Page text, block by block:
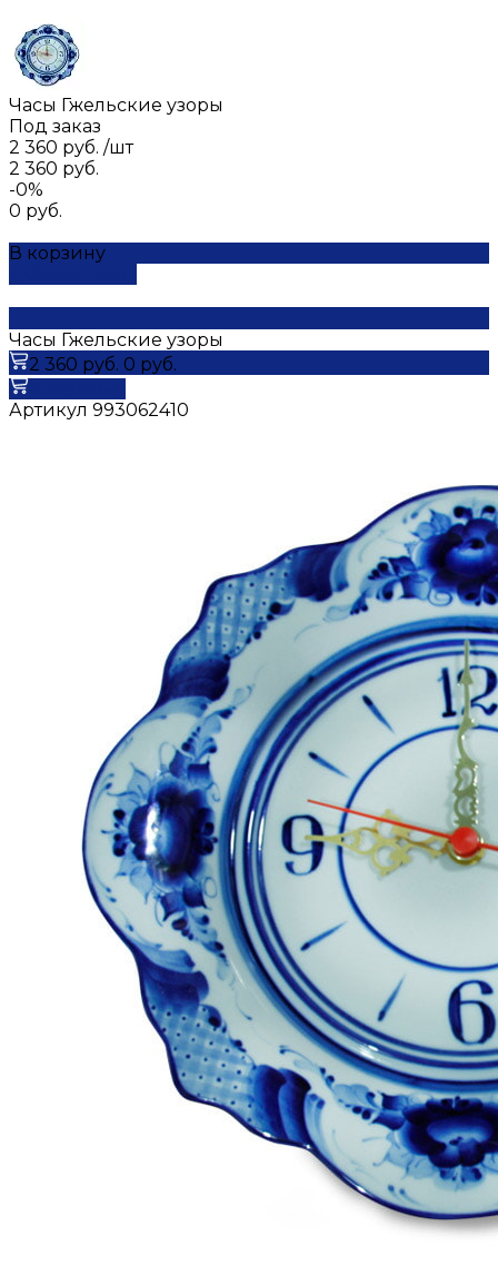
Часы Гжельские узоры
Под заказ
2 360 руб. /шт
2 360 руб.
-0%
0 руб.
В корзину
Часы Гжельские узоры
2 360 руб. 0 руб.
Артикул 993062410